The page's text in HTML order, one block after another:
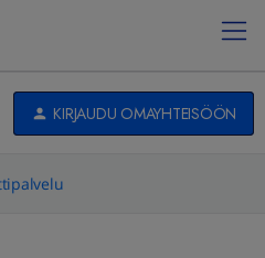
KIRJAUDU OMAYHTEISÖÖN